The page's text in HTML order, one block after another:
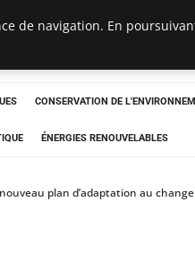
CONSERVATION DE
ÉNERGIES RENOUVELABLES
plan d’adaptation au
de navigation. En